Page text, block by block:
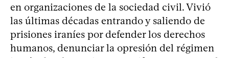
en organizaciones de la sociedad civil. Vivió
las últimas décadas entrando y saliendo de
prisiones iraníes por defender los derechos
humanos, denunciar la opresión del régimen